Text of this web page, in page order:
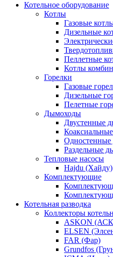
Котельное оборудование
Котлы
Газовые
Дизельные
Пеллетные
Котлы
Горелки
Газовые
Дизельные
Пелетные
Дымоходы
Двустенные
Раздельные
Тепловые насосы
Hajdu (Хайду)
Комплектующие
Котельная разводка
Коллекторы
ASKON
ELSEN
FAR (Фар)
Grundfos